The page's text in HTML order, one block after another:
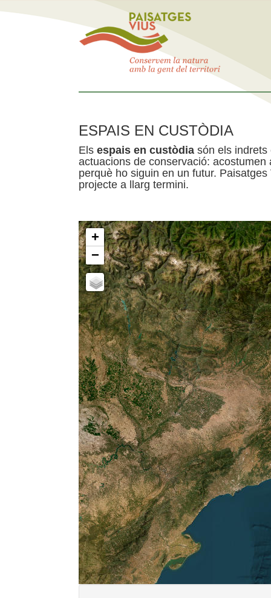
ESPAIS EN CUSTÒDIA
Els espais en custòdia són els indrets
actuacions de conservació:
perquè ho siguin en un futur.
projecte a llarg termini.
+
−